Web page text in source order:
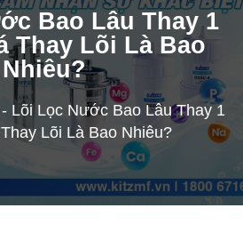
Bao Lâu Thay 1
Thay Lõi Là Bao
Nhiêu?
- Lõi Lọc Nước Bao Lâu Thay 1
Lõi Là Bao Nhiêu?